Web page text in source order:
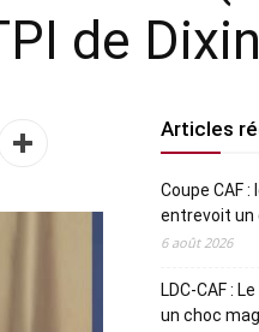
de
Articles
Coupe CAF :
entrevoit un
6 août 2026
LDC-CAF :
un choc